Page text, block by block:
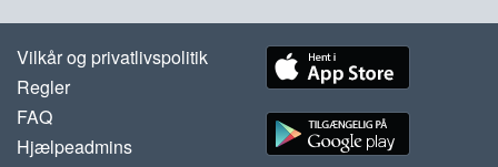
Vilkår og privatlivspolitik
Regler
FAQ
Hjælpeadmins